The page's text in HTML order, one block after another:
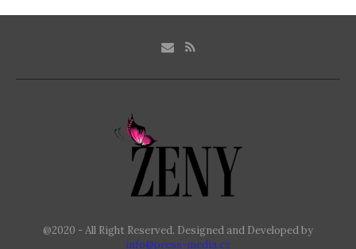
@2020 - All Right Reserved. Designed and Developed by
info@press-media.cz